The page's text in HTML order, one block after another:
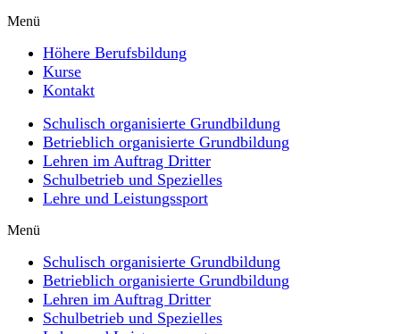
Menü
Höhere Berufsbildung
Kurse
Kontakt
Schulisch organisierte Grundbildung
Betrieblich organisierte Grundbildung
Lehren im Auftrag Dritter
Schulbetrieb und Spezielles
Lehre und Leistungssport
Menü
Schulisch organisierte Grundbildung
Betrieblich organisierte Grundbildung
Lehren im Auftrag Dritter
Schulbetrieb und Spezielles